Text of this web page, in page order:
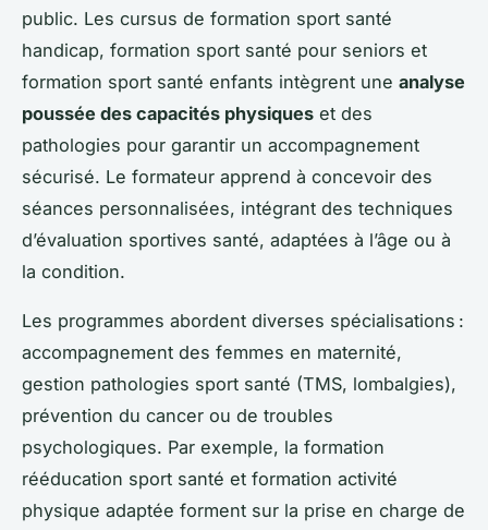
public. Les cursus de formation sport santé
handicap, formation sport santé pour seniors et
formation sport santé enfants intègrent une analyse
poussée des capacités physiques et des
pathologies pour garantir un accompagnement
sécurisé. Le formateur apprend à concevoir des
séances personnalisées, intégrant des techniques
d’évaluation sportives santé, adaptées à l’âge ou à
la condition.
Les programmes abordent diverses spécialisations :
accompagnement des femmes en maternité,
gestion pathologies sport santé (TMS, lombalgies),
prévention du cancer ou de troubles
psychologiques. Par exemple, la formation
rééducation sport santé et formation activité
physique adaptée forment sur la prise en charge de